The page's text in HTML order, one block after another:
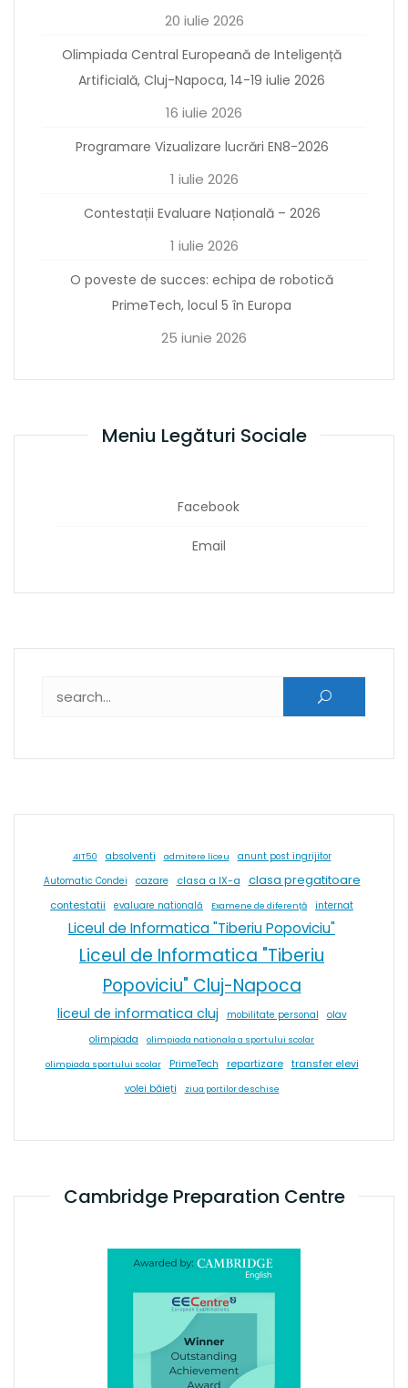
20 iulie 2026
Olimpiada Central Europeană de Inteligență
Artificială, Cluj-Napoca, 14-19 iulie 2026
16 iulie 2026
Programare Vizualizare lucrări EN8-2026
1 iulie 2026
Contestații Evaluare Națională – 2026
1 iulie 2026
O poveste de succes: echipa de robotică
PrimeTech, locul 5 în Europa
25 iunie 2026
Meniu Legături Sociale
Facebook
Email
4IT50 absolventi admitere liceu anunt post ingrijitor
Automatic Condei cazare clasa a IX-a clasa pregatitoare
contestatii evaluare natională Examene de diferență internat
Liceul de Informatica "Tiberiu Popoviciu"
Liceul de Informatica "Tiberiu
Popoviciu" Cluj-Napoca
liceul de informatica cluj mobilitate personal
olav
olimpiada
olimpiada nationala a sportului scolar
olimpiada sportului scolar PrimeTech repartizare transfer elevi
volei băieți ziua portilor deschise
Cambridge Preparation Centre